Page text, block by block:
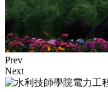
Prev
Next